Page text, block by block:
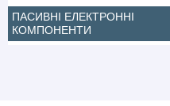
ПАСИВНІ ЕЛЕКТРОННІ
КОМПОНЕНТИ